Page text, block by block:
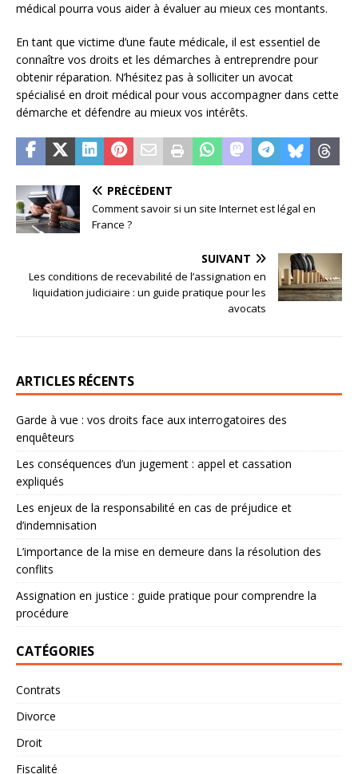
médical pourra vous aider à évaluer au mieux ces montants.
En tant que victime d’une faute médicale, il est essentiel de
connaître vos droits et les démarches à entreprendre pour
obtenir réparation. N’hésitez pas à solliciter un avocat
spécialisé en droit médical pour vous accompagner dans cette
démarche et défendre au mieux vos intérêts.
PRÉCÉDENT
Comment savoir si un site Internet est légal en
France ?
SUIVANT
Les conditions de recevabilité de l’assignation en
liquidation judiciaire : un guide pratique pour les
avocats
ARTICLES RÉCENTS
Garde à vue : vos droits face aux interrogatoires des
enquêteurs
Les conséquences d’un jugement : appel et cassation
expliqués
Les enjeux de la responsabilité en cas de préjudice et
d’indemnisation
L’importance de la mise en demeure dans la résolution des
conflits
Assignation en justice : guide pratique pour comprendre la
procédure
CATÉGORIES
Contrats
Divorce
Droit
Fiscalité